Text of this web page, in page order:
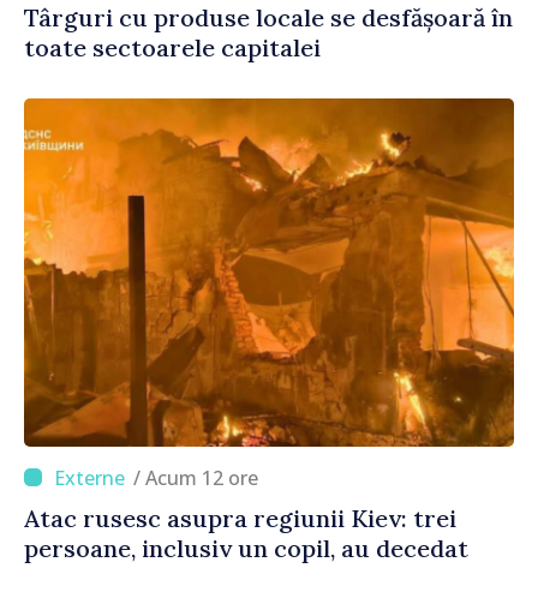
Târguri cu produse locale se desfășoară în
toate sectoarele capitalei
/ Acum 12 ore
Atac rusesc asupra regiunii Kiev: trei
persoane, inclusiv un copil, au decedat